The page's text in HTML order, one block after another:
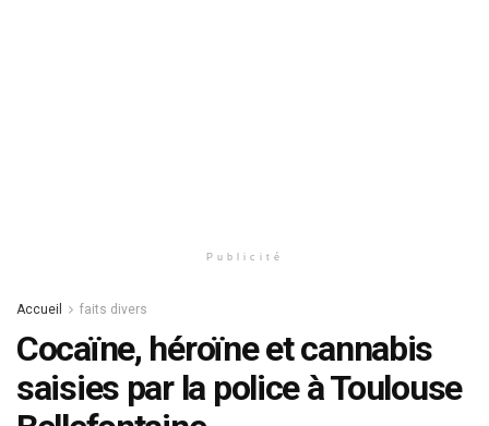
Publicité
Accueil faits divers
Cocaïne, héroïne et cannabis
saisies par la police à Toulouse